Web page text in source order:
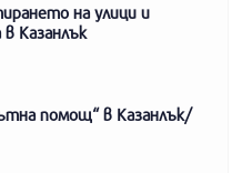
на улици и
Казанлък
помощ“ в Казанлък/